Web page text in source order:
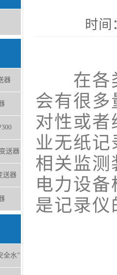
器
送器
送器
全水”
时间
在各类
会有很
对性或
业无纸
相关监测
电力设
是记录